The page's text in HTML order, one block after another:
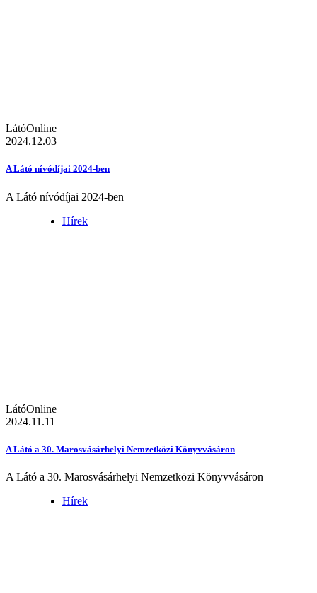
LátóOnline
2024.12.03
A Látó nívódíjai 2024-ben
A Látó nívódíjai 2024-ben
Hírek
LátóOnline
2024.11.11
A Látó a 30. Marosvásárhelyi Nemzetközi Könyvvásáron
A Látó a 30. Marosvásárhelyi Nemzetközi Könyvvásáron
Hírek